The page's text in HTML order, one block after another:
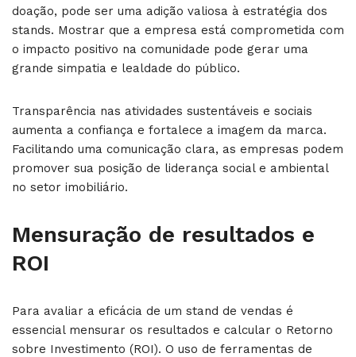
doação, pode ser uma adição valiosa à estratégia dos
stands. Mostrar que a empresa está comprometida com
o impacto positivo na comunidade pode gerar uma
grande simpatia e lealdade do público.
Transparência nas atividades sustentáveis e sociais
aumenta a confiança e fortalece a imagem da marca.
Facilitando uma comunicação clara, as empresas podem
promover sua posição de liderança social e ambiental
no setor imobiliário.
Mensuração de resultados e
ROI
Para avaliar a eficácia de um stand de vendas é
essencial mensurar os resultados e calcular o Retorno
sobre Investimento (ROI). O uso de ferramentas de